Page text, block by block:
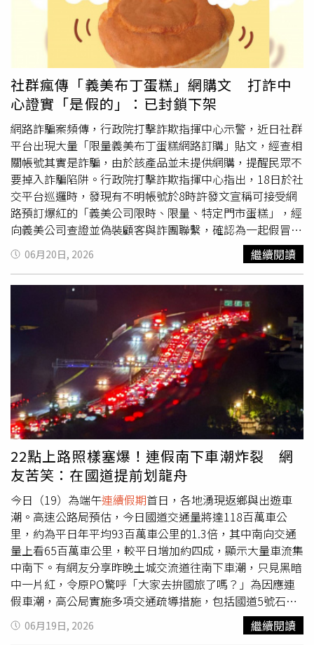
南向土城-關西、快官-霧峰、草屯-名間；國5南向南港系統-
頭城；國10東向鼎金系統-燕巢系統等路段。高公局建議西
部國道南向用路人儘量於12時後出發，國5南向用路人建議
於17時後出發；另西部國道北向用路人，建議南部地區於9
時前出發，中部地區於12時前出發，國5北向用路人建議於
9時前出發，節省寶貴時間。高公局也呼籲民眾出門務必檢
查好車況並養足精神，開車時需繫妥安全帶並手握方向盤，
勿過度倚賴輔助駕駛系統，另氣象署預報顯示連假期間午後
有降雨機率，雨天行車務必保持足夠之行車安全間距，隨時
注意前方動態，以確保行車安全。
社群瘋傳「義美布丁蛋糕」網購文 打詐中
心證實「是假的」：已封鎖下架
網路詐騙案頻傳，行政院打擊詐欺指揮中心示警，近日社群
平台出現大量「限量義美布丁蛋糕網路訂購」貼文，經查相
關帳號其實是詐騙，由於該產品並未提供網購，提醒民眾不
要掉入詐騙陷阱。行政院打擊詐欺指揮中心指出，18日於社
交平台巡邏時，發現有不明帳號於8時許發文宣稱可接受網
路預訂爆紅的「義美公司限時、限量、特定門市蛋糕」，經
向義美公司查證並偽裝顧客與詐團聯繫，確認為一起假冒知
名店家、以假實名制認證的詐騙案件，與日前偽冒85°C杜拜
巧克力詐騙手法雷同，因此至18日12時許，相關詐騙帳
號、貼文、網站均已封鎖下架，並交刑事警察局後續偵辦。
行政院打擊詐欺指揮中心表示，端午節佳節期間，詐騙集團
會利用民眾無法查證弱點進行詐騙，近日除了冷凍肉粽詐騙
案件外，Facebook、Threads等社交平台上也大量出現假
冒小農或水果店，販賣無花果、芒果、荔枝、榴槤等農產品
的詐騙貼文，手法都是先以低價吸引消費者到假冒的7-
Eleven賣貨便、全家便利購、黑貓宅急便等網站選購，再假
稱「未通過實名認證」或使用「ATM無卡提款」等方式進行
詐騙，受害民眾動輒損失數十萬到百萬元不等。行政院打擊
詐欺指揮中心說，目前查獲的詐騙集團假帳號、假網頁均已
封鎖下架，但不排除詐團繼續利用網路爆紅的「義美布丁蛋
糕」為誘餌，在各社交平台以人頭帳號貼文進行詐騙，正值
端午連續假期期間，請民眾提高警覺，有任何疑問立刻撥打
165專線查證。
06月20日, 2026 繼續閱讀
22點上路照樣塞爆！連假南下車潮炸裂 網
友苦笑：在國道提前划龍舟
今日（19）為端午連續假期首日，各地湧現返鄉與出遊車
潮。高速公路局預估，今日國道交通量將達118百萬車公
里，約為平日年平均93百萬車公里的1.3倍，其中南向交通
量上看65百萬車公里，較平日增加約四成，顯示大量車流集
中南下。有網友分享昨晚土城交流道往南下車潮，只見黑暗
中一片紅，令原PO驚呼「大家去拚國旅了嗎？」為因應連
假車潮，高公局實施多項交通疏導措施，包括國道5號石碇
及坪林南向入口，以及國道1號平鎮系統與埔鹽系統南向匝
道於特定時段封閉，同時搭配單一費率、部分路段通行費優
06月19日, 2026 繼續閱讀